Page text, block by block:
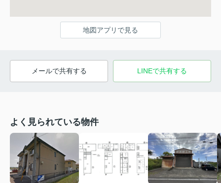
地図アプリで見る
メールで共有する LINEで共有する
よく見られている物件